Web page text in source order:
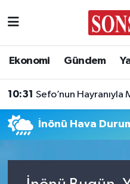
Ekonomi Gündem
10:31 Sefo’nun Hayranıyla
İnönü Hava
Asayiş
Ankara Nöbetçi